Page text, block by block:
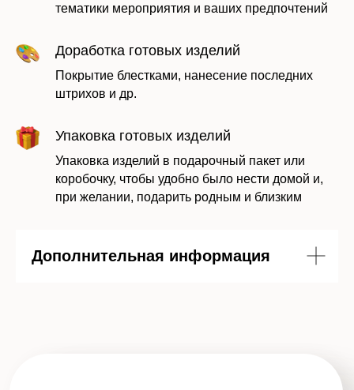
тематики мероприятия и ваших предпочтений
Доработка готовых изделий
Покрытие блестками, нанесение последних
штрихов и др.
Упаковка готовых изделий
Упаковка изделий в подарочный пакет или
коробочку, чтобы удобно было нести домой и,
при желании, подарить родным и близким
Дополнительная информация
Даю согласие на обработку моих
политикой